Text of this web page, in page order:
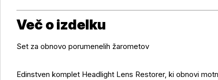
Več o izdelku
Set za obnovo porumenelih žarometov
Edinstven komplet Headlight Lens Restorer, ki obnovi